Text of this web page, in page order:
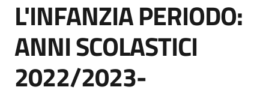
Seguici
su
L'INFANZIA PERIODO:
ANNI SCOLASTICI
2022/2023-